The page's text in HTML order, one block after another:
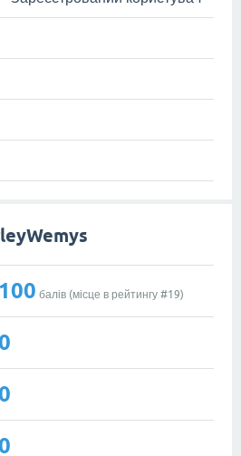
100 балів (місце в рейтингу #19)